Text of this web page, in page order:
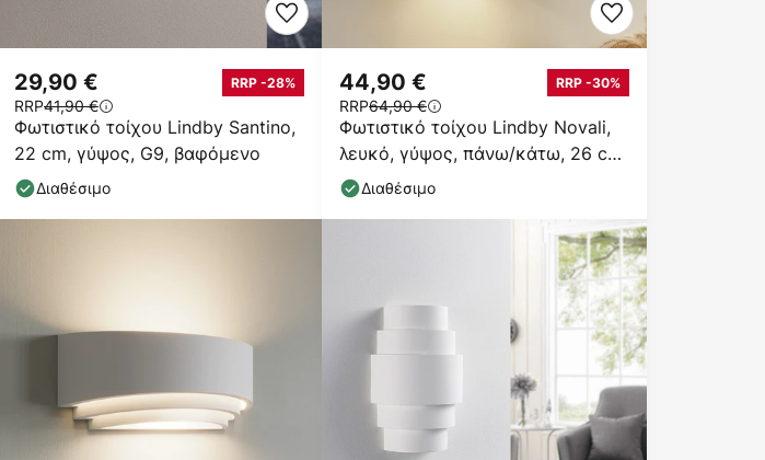
Φωτιστικό τοίχου Lindby Santino,
22 cm, γύψος, G9, βαφόμενο
29,90 € RRP -28%
RRP41,90 €
Διαθέσιμο
Φωτιστικό τοίχου Lindby Novali,
λευκό, γύψος, πάνω/κάτω, 26 cm,
G9
44,90 € RRP -30%
RRP64,90 €
Διαθέσιμο